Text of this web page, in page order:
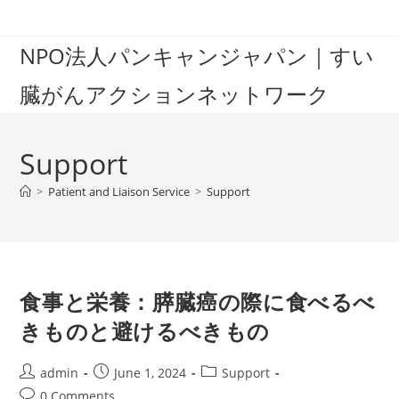
contentNPO法人パンキャンジャパン｜すい
臓がんアクションネットワーク
Support
> Patient and Liaison Service > Support
食事と栄養：膵臓癌の際に食べるべ
きものと避けるべきもの
Post
author:
admin
Post
published:
June 1, 2024
PostSupport
Post